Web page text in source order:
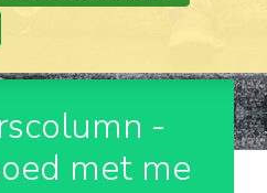
-
met me